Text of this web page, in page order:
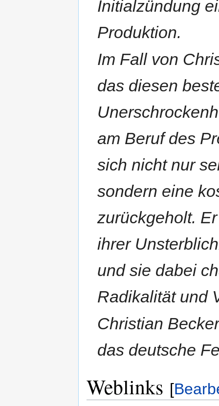
Initialzündung
Produktion.
Im Fall von
das diesen
am Beruf des
sich nicht nur
sondern eine
zurückgeholt.
ihrer
und sie dabei
Radikalität und
Christian
das deutsche
Weblinks [